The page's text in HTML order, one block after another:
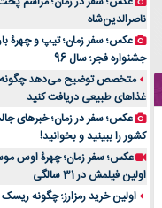
ناصرالدین‌شاه
عکس؛ سفر زمان؛ تیپ و چهرۀ
جشنواره فجر؛ سال 96
غذاهای طبیعی دریافت کنید
کشور را ببینید و بخوانید!
عکس؛ سفر زمان؛ چهرۀ اوس
اولین فیلمش در 31 سالگی
اولین خرید رمزارز؛ چگونه ریسک